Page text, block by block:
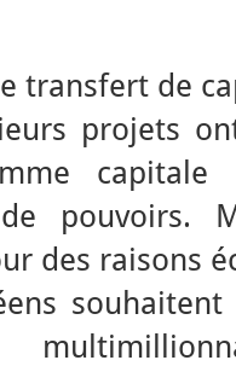
transfert de
projets
capitale
pouvoirs.
des raisons